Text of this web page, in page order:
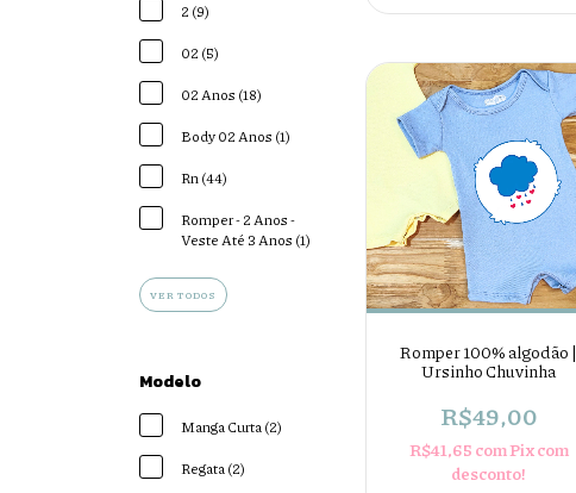
2 (9)
02 (5)
02 Anos (18)
Body 02 Anos (1)
Rn (44)
Romper - 2 Anos -
Veste Até 3 Anos (1)
VER TODOS
Modelo
Manga Curta (2)
Regata (2)
Romper 100% algodão |
Ursinho Chuvinha
R$49,00
R$41,65 comPix com
desconto!